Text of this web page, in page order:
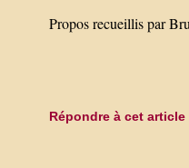
Propos recueillis par
Répondre à cet article